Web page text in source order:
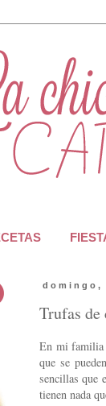
domingo,
Trufas de
En mi familia
que se
sencillas que
tienen nada